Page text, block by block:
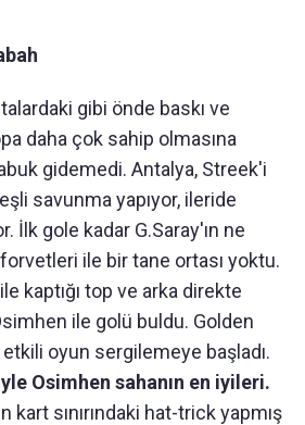
gibi önde baskı ve
daha çok sahip olmasına
gidemedi. Antalya, Streek'i
savunma yapıyor, ileride
İlk gole kadar G.Saray'ın ne
ile bir tane ortası yoktu.
kaptığı top ve arka direkte
ile golü buldu. Golden
oyun sergilemeye başladı.
Osimhen sahanın en iyileri.
kart sınırındaki hat-trick yapmış